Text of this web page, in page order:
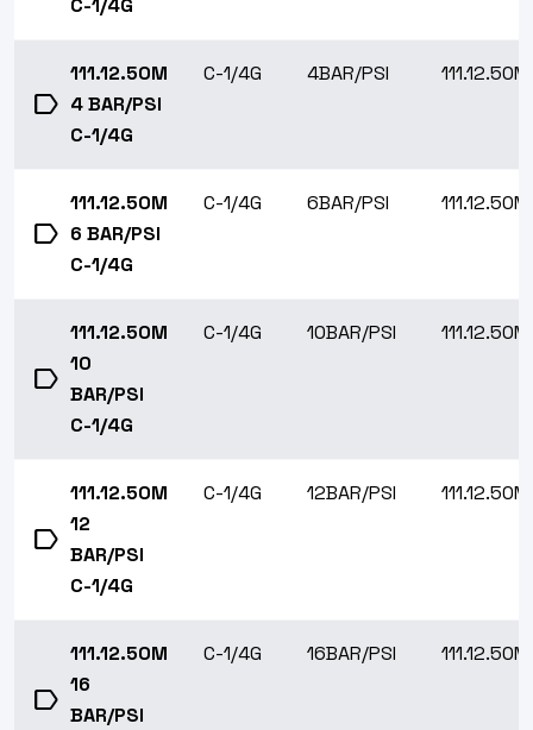
C-1/4G
label
111.12.50M
4 BAR/PSI
C-1/4G
C-1/4G 4BAR/PSI 111.12.50M
label
111.12.50M
6 BAR/PSI
C-1/4G
C-1/4G 6BAR/PSI 111.12.50M
label
111.12.50M
10
BAR/PSI
C-1/4G
C-1/4G 10BAR/PSI 111.12.50M
label
111.12.50M
12
BAR/PSI
C-1/4G
C-1/4G 12BAR/PSI 111.12.50M
label
111.12.50M
16
BAR/PSI
C-1/4G 16BAR/PSI 111.12.50M